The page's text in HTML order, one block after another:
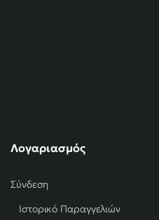
Λογαριασμός
Σύνδεση
Ιστορικό Παραγγελιών